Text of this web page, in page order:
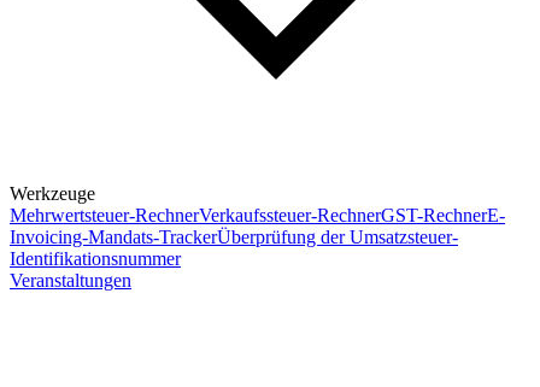
Werkzeuge
Mehrwertsteuer-RechnerVerkaufssteuer-RechnerGST-RechnerE-
Invoicing-Mandats-TrackerÜberprüfung der Umsatzsteuer-
Identifikationsnummer
Veranstaltungen